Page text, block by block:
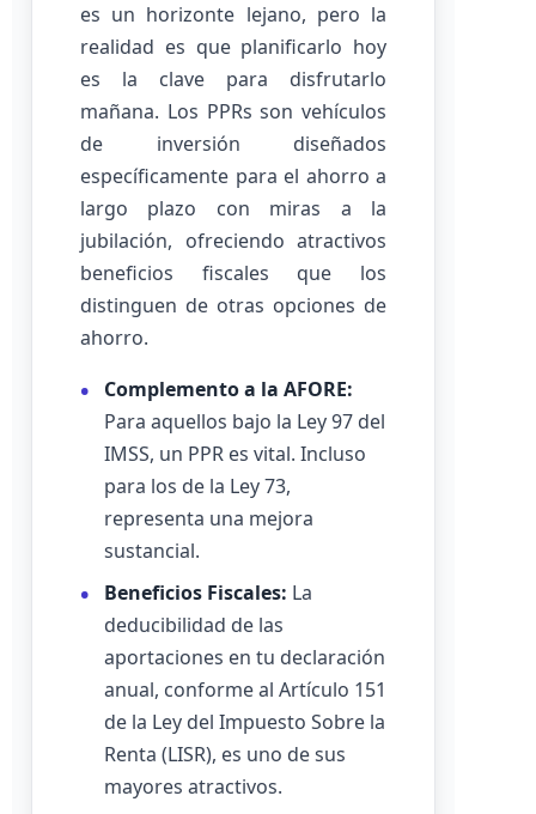
es un horizonte lejano, pero la
realidad es que planificarlo hoy
es la clave para disfrutarlo
mañana. Los PPRs son vehículos
de inversión diseñados
específicamente para el ahorro a
largo plazo con miras a la
jubilación, ofreciendo atractivos
beneficios fiscales que los
distinguen de otras opciones de
ahorro.
Complemento a la AFORE:
Para aquellos bajo la Ley 97 del
IMSS, un PPR es vital. Incluso
para los de la Ley 73,
representa una mejora
sustancial.
Beneficios Fiscales: La
deducibilidad de las
aportaciones en tu declaración
anual, conforme al Artículo 151
de la Ley del Impuesto Sobre la
Renta (LISR), es uno de sus
mayores atractivos.